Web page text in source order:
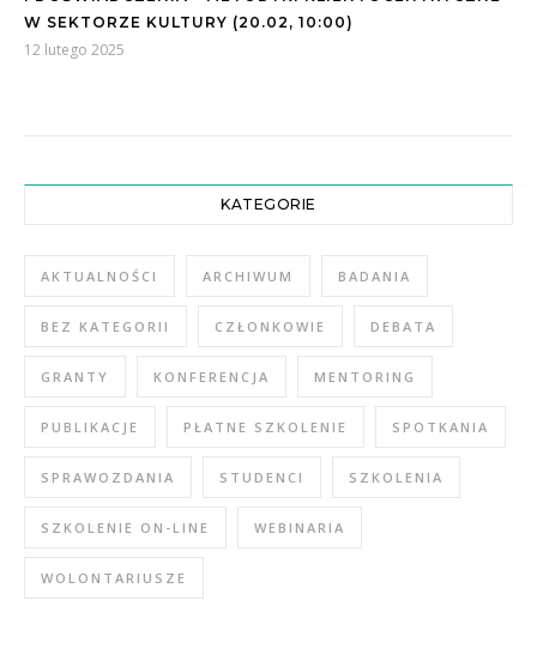
W SEKTORZE KULTURY (20.02, 10:00)
12 lutego 2025
KATEGORIE
AKTUALNOŚCI ARCHIWUM BADANIA
BEZ KATEGORII CZŁONKOWIE DEBATA
GRANTY KONFERENCJA MENTORING
PUBLIKACJE PŁATNE SZKOLENIE SPOTKANIA
SPRAWOZDANIA STUDENCI SZKOLENIA
SZKOLENIE ON-LINE WEBINARIA
WOLONTARIUSZE